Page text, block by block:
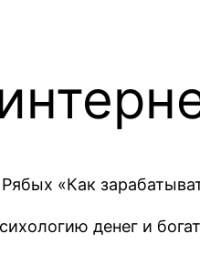
«Как
денег и